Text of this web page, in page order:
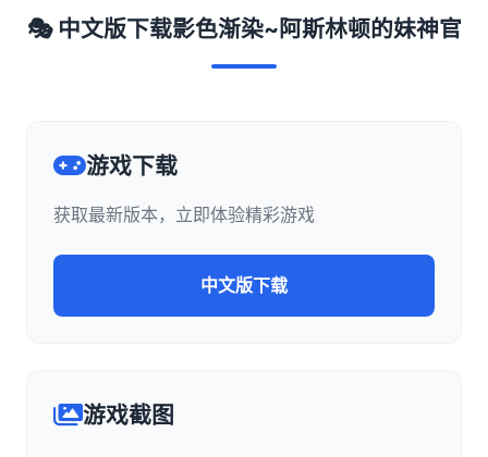
🎭 中文版下载影色渐染~阿斯林顿的妹神官
游戏下载
获取最新版本，立即体验精彩游戏
中文版下载
游戏截图